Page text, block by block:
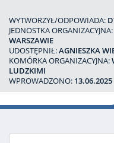
WYTWORZYŁ/ODPOWIADA:
JEDNOSTKA ORGANIZACYJNA:
WARSZAWIE
UDOSTĘPNIŁ:AGNIESZKA
KOMÓRKA ORGANIZACYJNA:
LUDZKIMI
WPROWADZONO: 13.06.2025